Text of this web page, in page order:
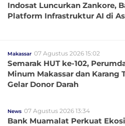
Indosat Luncurkan Zankore,
Platform Infrastruktur AI di
Makassar 07 Agustus 2026 15:02
Semarak HUT ke-102,
Minum Makassar dan Karang
Gelar Donor Darah
News 07 Agustus 2026 13:34
Bank Muamalat Perkuat